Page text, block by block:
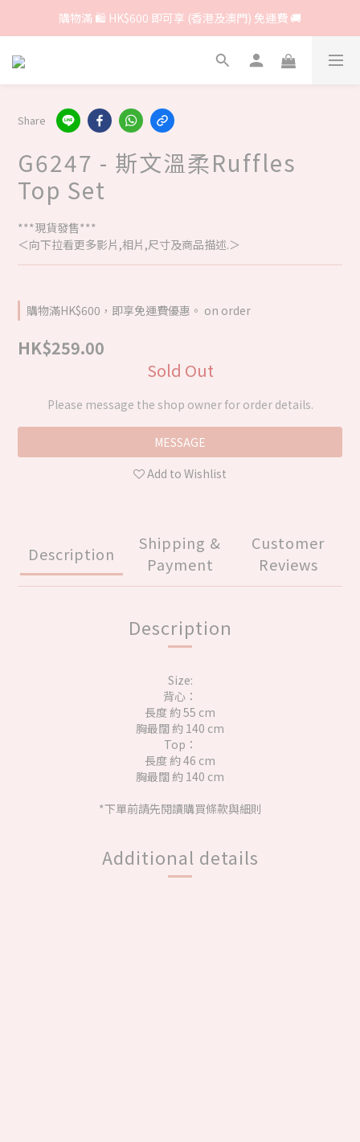
購物滿 🛍 HK$600 即可享 (香港及澳門) 免運費 🚚
Share
G6247 - 斯文溫柔Ruffles
Top Set
***現貨發售***
＜向下拉看更多影片,相片,尺寸及商品描述.＞
購物滿HK$600，即享免運費優惠。 on order
HK$259.00
Sold Out
Please message the shop owner for order details.
MESSAGE
Add to Wishlist
Description
Shipping &
Payment
Customer
Reviews
Description
Size:
背心：
長度 約 55 cm
胸最闊 約 140 cm
Top：
長度 約 46 cm
胸最闊 約 140 cm
*下單前請先閱讀購買條款與細則
Additional details